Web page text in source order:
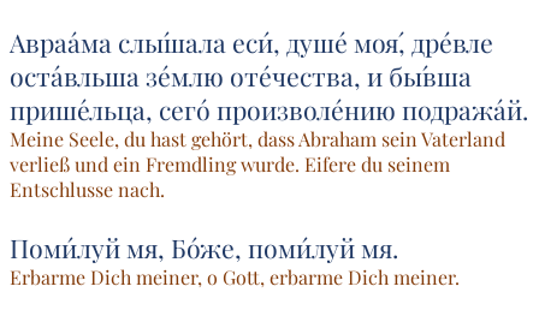
Авраа́ма слы́шала еси́, душе́ моя́, дре́вле
оста́вльша зе́млю оте́чества, и бы́вша
прише́льца, сего́ произволе́нию подража́й.
Meine Seele, du hast gehört, dass Abraham sein Vaterland
verließ und ein Fremdling wurde. Eifere du seinem
Entschlusse nach.
Поми́луй мя, Бо́же, поми́луй мя.
Erbarme Dich meiner, o Gott, erbarme Dich meiner.